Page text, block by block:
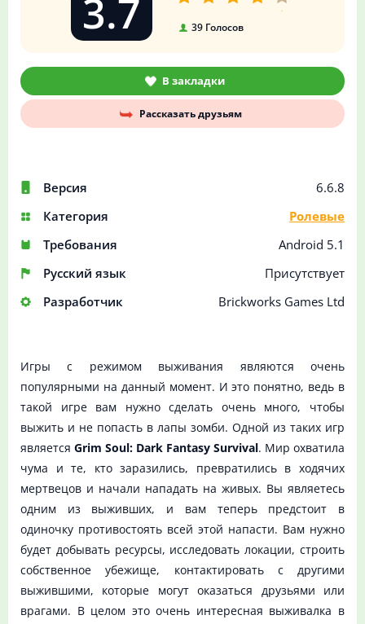
Версия
6.6.8
Категория
Ролевые
Требования
Android 5.1
Русский язык
Присутствует
Разработчик
Brickworks Games Ltd
3.7 39 Голосов
В закладки
Рассказать друзьям
Игры с режимом выживания являются очень
популярными на данный момент. И это понятно, ведь в
такой игре вам нужно сделать очень много, чтобы
выжить и не попасть в лапы зомби. Одной из таких игр
является Grim Soul: Dark Fantasy Survival. Мир охватила
чума и те, кто заразились, превратились в ходячих
мертвецов и начали нападать на живых. Вы являетесь
одним из выживших, и вам теперь предстоит в
одиночку противостоять всей этой напасти. Вам нужно
будет добывать ресурсы, исследовать локации, строить
собственное убежище, контактировать с другими
выжившими, которые могут оказаться друзьями или
врагами. В целом это очень интересная выживалка в